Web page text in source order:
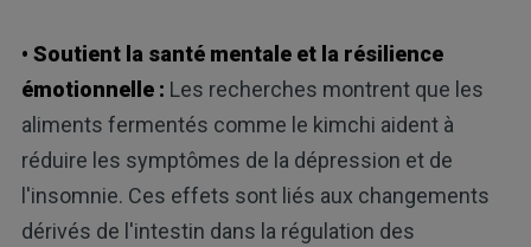
• Soutient la santé mentale et la résilience
émotionnelle : Les recherches montrent que les
aliments fermentés comme le kimchi aident à
réduire les symptômes de la dépression et de
l'insomnie. Ces effets sont liés aux changements
dérivés de l'intestin dans la régulation des